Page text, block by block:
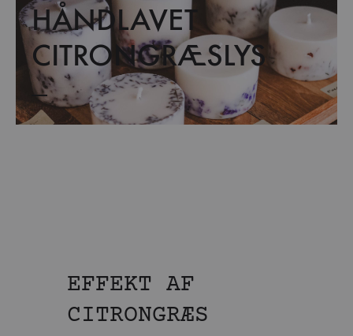
HÅNDLAVET
CITRONGRÆSLYS
EFFEKT AF
CITRONGRÆS